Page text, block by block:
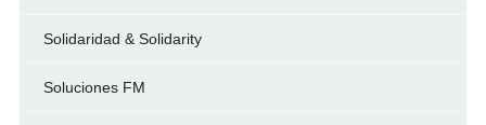
Solidaridad & Solidarity
Soluciones FM